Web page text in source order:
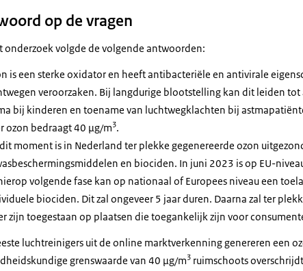
op de vragen
onderzoek volgde de volgende antwoorden:
is een sterke oxidator en heeft antibacteriële en antivirale
veroorzaken. Bij langdurige blootstelling kan dit leiden
bij kinderen en toename van luchtwegklachten bij
ozon bedraagt 40 µg/m3.
moment is in Nederland ter plekke gegenereerde ozon
en biociden. In juni 2023 is op EU-
volgende fase kan op nationaal of Europees niveau een
biociden. Dit zal ongeveer 5 jaar duren. Daarna zal ter
zijn toegestaan op plaatsen die toegankelijk zijn voor
luchtreinigers uit de online marktverkenning genereren een
grenswaarde van 40 µg/m3 ruimschoots